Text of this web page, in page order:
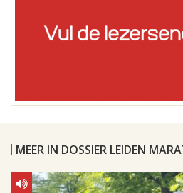
MEER IN DOSSIER LEIDEN